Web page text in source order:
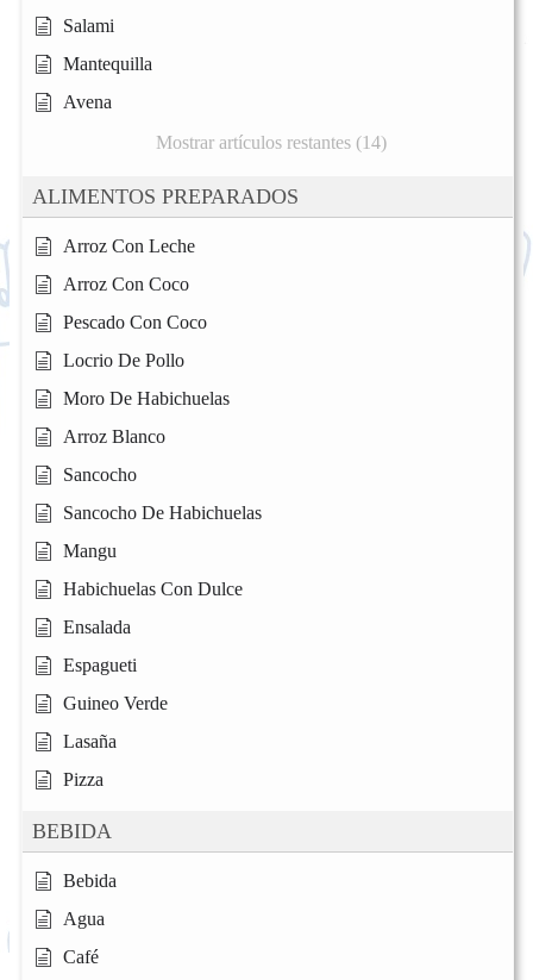
Salami
Mantequilla
Avena
Mostrar artículos restantes (14)
ALIMENTOS PREPARADOS
Arroz Con Leche
Arroz Con Coco
Pescado Con Coco
Locrio De Pollo
Moro De Habichuelas
Arroz Blanco
Sancocho
Sancocho De Habichuelas
Mangu
Habichuelas Con Dulce
Ensalada
Espagueti
Guineo Verde
Lasaña
Pizza
BEBIDA
Bebida
Agua
Café